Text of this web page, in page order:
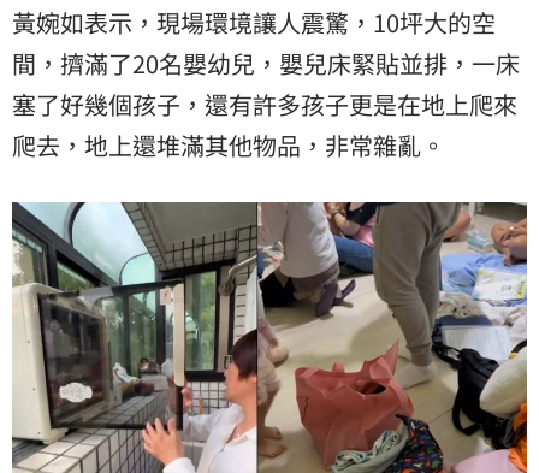
黃婉如表示，現場環境讓人震驚，10坪大的空
間，擠滿了20名嬰幼兒，嬰兒床緊貼並排，一床
塞了好幾個孩子，還有許多孩子更是在地上爬來
爬去，地上還堆滿其他物品，非常雜亂。